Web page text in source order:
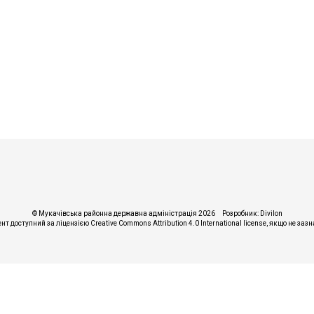
© Мукачівська районна державна адміністрація 2026 Розробник: Divilon
доступний за ліцензією Creative Commons Attribution 4.0 International license, якщо не